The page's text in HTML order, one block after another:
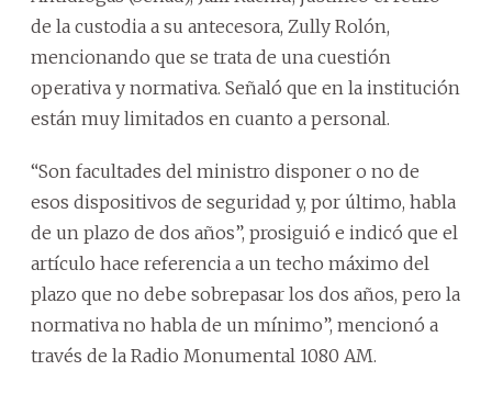
de la custodia a su antecesora, Zully Rolón,
mencionando que se trata de una cuestión
operativa y normativa. Señaló que en la institución
están muy limitados en cuanto a personal.
“Son facultades del ministro disponer o no de
esos dispositivos de seguridad y, por último, habla
de un plazo de dos años”, prosiguió e indicó que el
artículo hace referencia a un techo máximo del
plazo que no debe sobrepasar los dos años, pero la
normativa no habla de un mínimo”, mencionó a
través de la Radio Monumental 1080 AM.